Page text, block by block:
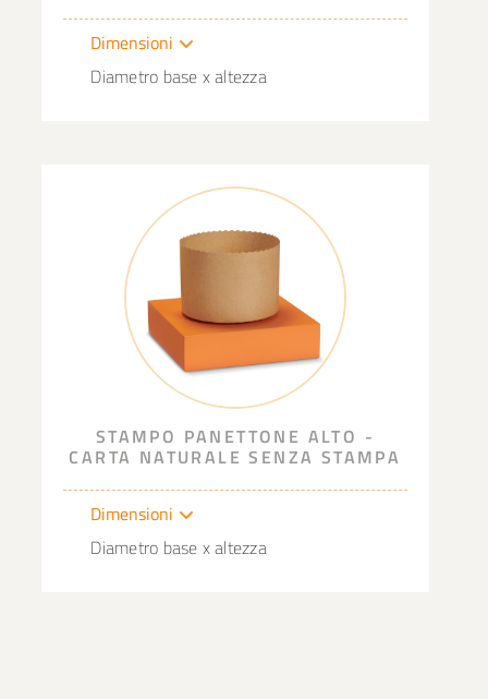
Dimensioni
Diametro base x altezza
STAMPO PANETTONE ALTO -
CARTA NATURALE SENZA STAMPA
Dimensioni
Diametro base x altezza